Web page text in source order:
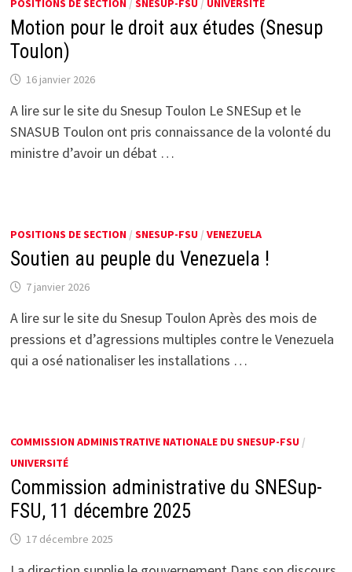
POSITIONS DE SECTION/ SNESUP-FSU/ UNIVERSITÉ
Motion pour le droit aux études (Snesup
Toulon)
16 janvier 2026
A lire sur le site du Snesup Toulon Le SNESup et le
SNASUB Toulon ont pris connaissance de la volonté du
ministre d’avoir un débat …
POSITIONS DE SECTION/ SNESUP-FSU/ VENEZUELA
Soutien au peuple du Venezuela !
7 janvier 2026
A lire sur le site du Snesup Toulon Après des mois de
pressions et d’agressions multiples contre le Venezuela
qui a osé nationaliser les installations …
COMMISSION ADMINISTRATIVE NATIONALE DU SNESUP-FSU/
UNIVERSITÉ
Commission administrative du SNESup-
FSU, 11 décembre 2025
17 décembre 2025